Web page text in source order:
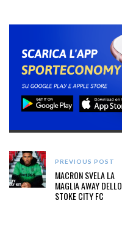
PREVIOUS POST
MACRON SVELA LA
MAGLIA AWAY DELLO
STOKE CITY FC